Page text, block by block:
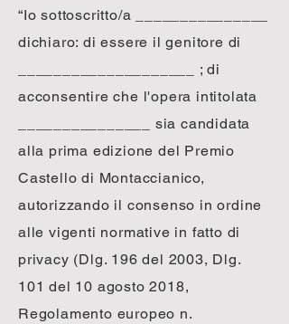
“Io sottoscritto/a _______________
dichiaro: di essere il genitore di
____________________ ; di
acconsentire che l'opera intitolata
_______________ sia candidata
alla prima edizione del Premio
Castello di Montaccianico,
autorizzando il consenso in ordine
alle vigenti normative in fatto di
privacy (Dlg. 196 del 2003, Dlg.
101 del 10 agosto 2018,
Regolamento europeo n.